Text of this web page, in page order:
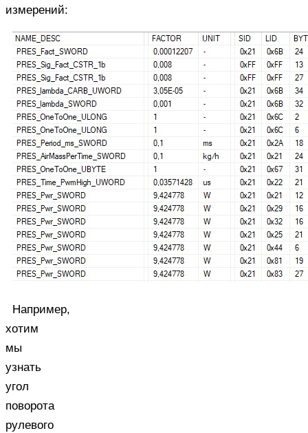
измерений:
Например,
хотим
мы
узнать
угол
поворота
рулевого